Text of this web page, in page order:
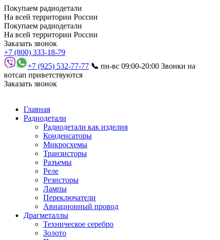
Покупаем радиодетали
На всей территории России
Покупаем радиодетали
На всей территории России
Заказать звонок
+7 (800) 333-18-79
+7 (925) 532-77-77 📞 пн-вс 09:00-20:00 Звонки на
вотсап приветствуются
Заказать звонок
Главная
Радиодетали
Радиодетали как изделия
Конденсаторы
Микросхемы
Транзисторы
Разъемы
Реле
Резисторы
Лампы
Переключатели
Авиационный провод
Драгметаллы
Техническое серебро
Золото